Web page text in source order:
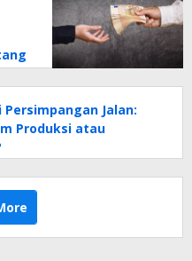
Jalan:
Produksi atau